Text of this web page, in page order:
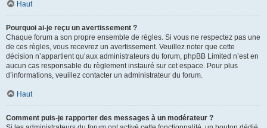
Haut
Pourquoi ai-je reçu un avertissement ?
Chaque forum a son propre ensemble de règles. Si vous ne respectez pas une
de ces règles, vous recevrez un avertissement. Veuillez noter que cette
décision n’appartient qu’aux administrateurs du forum, phpBB Limited n’est en
aucun cas responsable du règlement instauré sur cet espace. Pour plus
d’informations, veuillez contacter un administrateur du forum.
Haut
Comment puis-je rapporter des messages à un modérateur ?